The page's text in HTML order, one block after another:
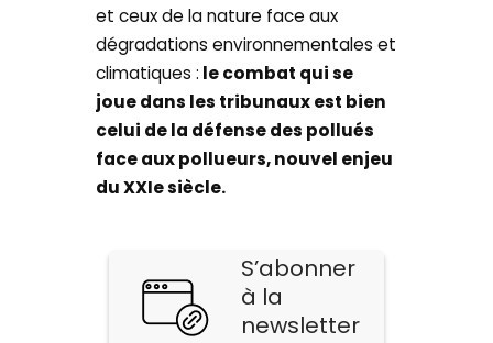
et ceux de la nature face aux
dégradations environnementales et
climatiques : le combat qui se
joue dans les tribunaux est bien
celui de la défense des pollués
face aux pollueurs, nouvel enjeu
du XXIe siècle.
S’abonner
à la
newsletter